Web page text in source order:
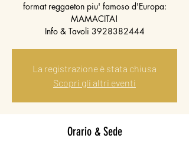
format reggaeton piu' famoso d'Europa:
MAMACITA!
Info & Tavoli 3928382444
La registrazione è stata chiusa
Scopri gli altri eventi
Orario & Sede